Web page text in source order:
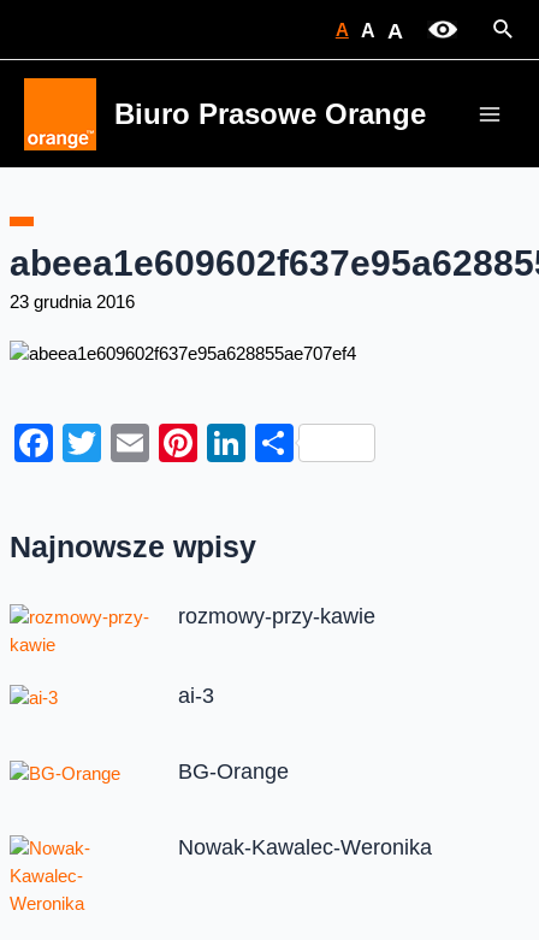
A A A
Biuro Prasowe Orange
23 grudnia 2016
Facebook
Twitter
EmailPinterest
LinkedIn
Share
Najnowsze wpisy
rozmowy-przy-kawie
ai-3
BG-Orange
Nowak-Kawalec-Weronika